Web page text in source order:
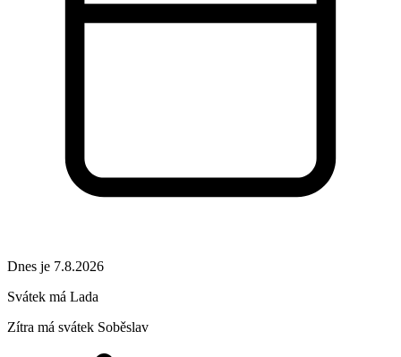
Dnes je 7.8.2026
Svátek má Lada
Zítra má svátek Soběslav